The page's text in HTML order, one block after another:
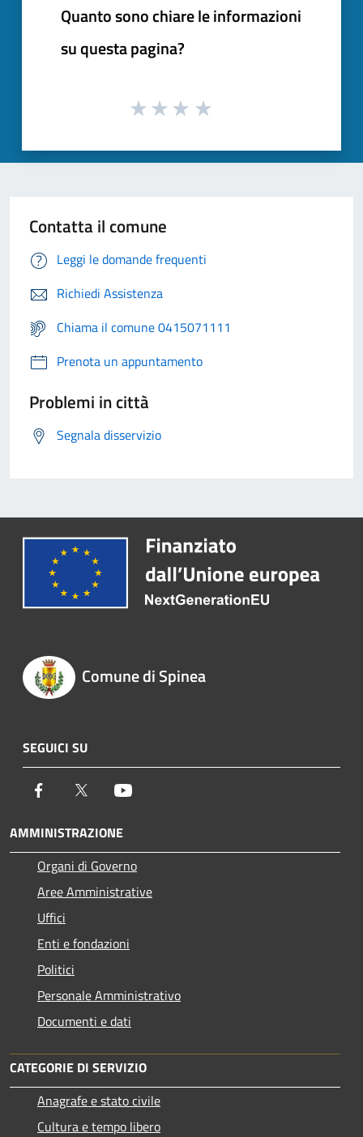
Quanto sono chiare le informazioni
su questa pagina?
Contatta il comune
Leggi le domande frequenti
Richiedi Assistenza
Chiama il comune 0415071111
Prenota un appuntamento
Problemi in città
Segnala disservizio
Comune di Spinea
SEGUICI SU
Facebook Twitter
AMMINISTRAZIONE
Organi di Governo
Aree Amministrative
Uffici
Enti e fondazioni
Politici
Personale Amministrativo
Documenti e dati
CATEGORIE DI SERVIZIO
Anagrafe e stato civile
Cultura e tempo libero